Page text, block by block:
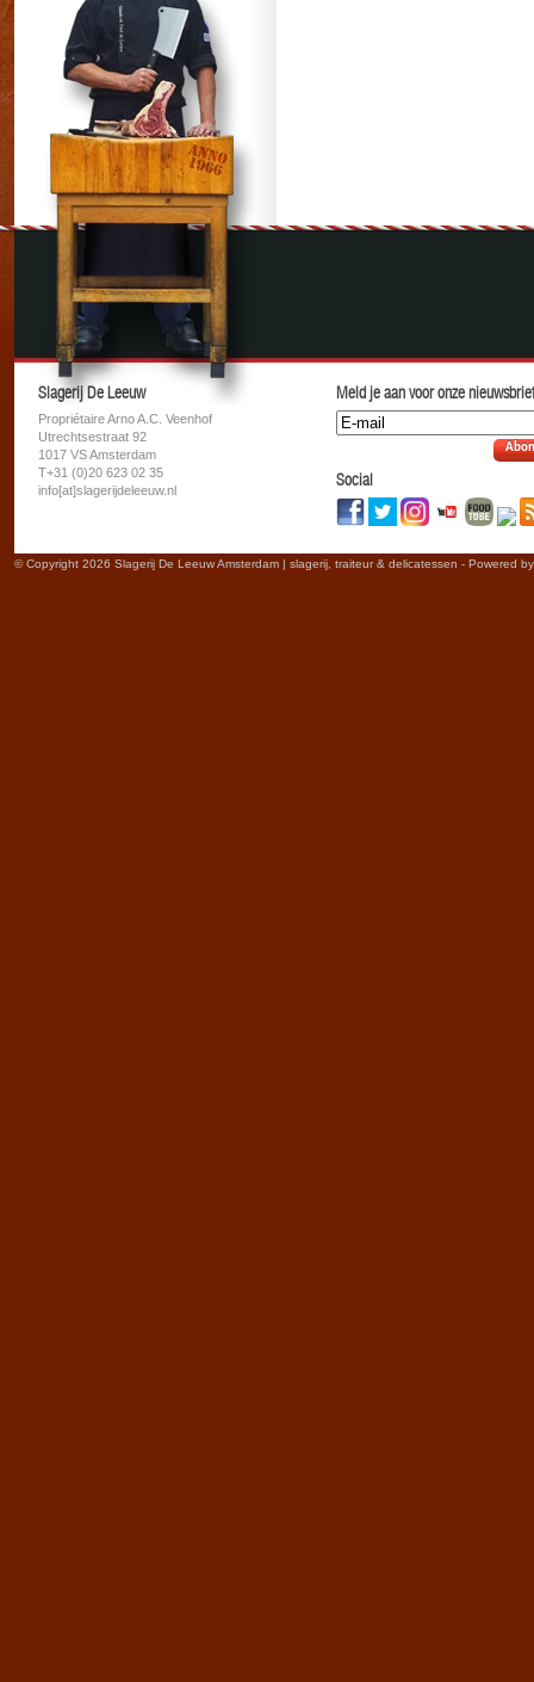
Slagerij De Leeuw
Propriétaire Arno A.C. Veenhof
Utrechtsestraat 92
1017 VS Amsterdam
T+31 (0)20 623 02 35
info[at]slagerijdeleeuw.nl
Meld je aan voor onze
Social
© Copyright 2026 Slagerij De Leeuw Amsterdam | slagerij, traiteur & delicatessen - Powered